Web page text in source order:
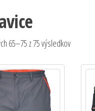
65–75 z 75 výsledkov